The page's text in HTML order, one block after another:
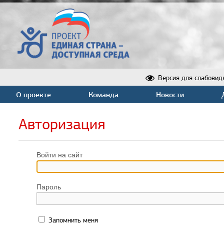
Версия для
О проекте Команда Новости
Авторизация
Войти на сайт
Пароль
Запомнить меня